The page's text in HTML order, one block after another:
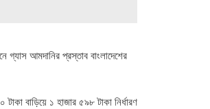
গ্যাস আমদানির প্রস্তাব বাংলাদেশের
বাড়িয়ে ১ হাজার ৫৯৮ টাকা নির্ধারণ